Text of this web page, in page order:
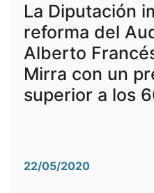
La Diputación
reforma del
Alberto
Mirra con un
superior a los
22/05/2020